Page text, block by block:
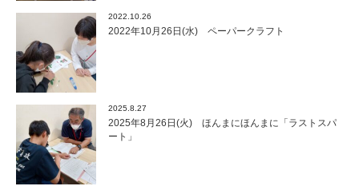
2022.10.26
2022年10月26日(水) ペーパークラフト
2025.8.27
2025年8月26日(火) ほんまにほんまに「ラストスパ
ート」